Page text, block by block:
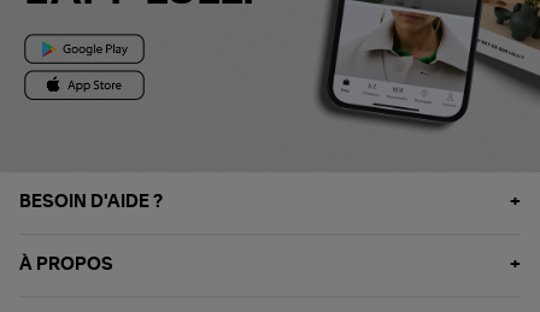
BESOIN D'AIDE ?
À PROPOS